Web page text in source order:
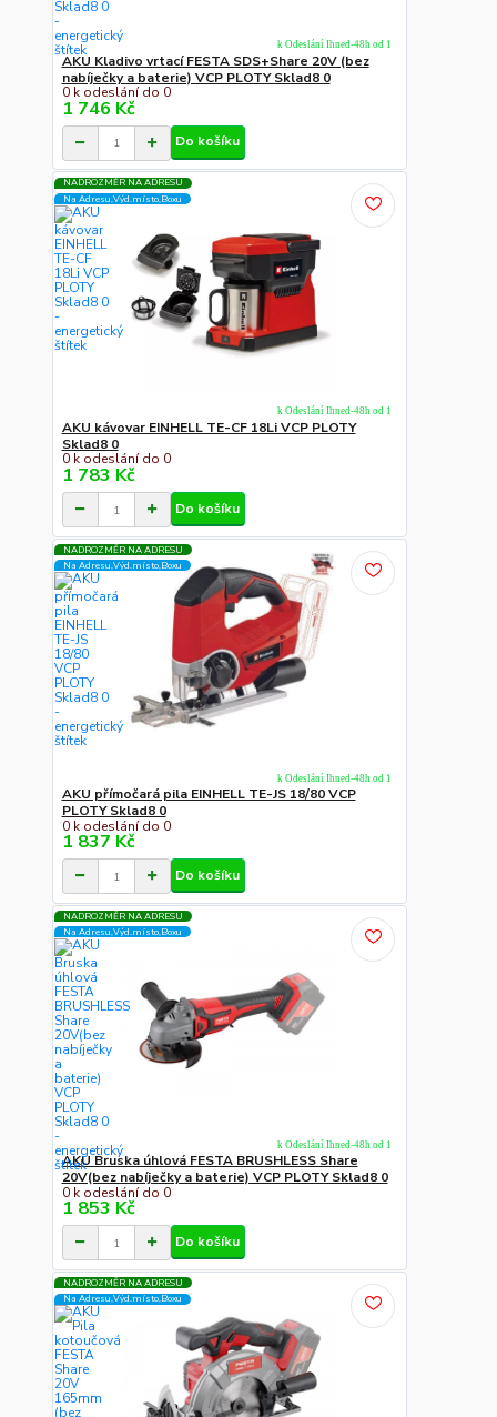
AKU Kladivo vrtací FESTA SDS+Share 20V (bez
nabíječky a baterie) VCP PLOTY Sklad8 0
0 k odeslání do 0
1 746 Kč
k Odeslání Ihned-48h od 1
Do košíku
NADROZMĚR NA ADRESU
Na Adresu,Výd.místo,Boxu
AKU kávovar EINHELL TE-CF 18Li VCP PLOTY
Sklad8 0
0 k odeslání do 0
1 783 Kč
k Odeslání Ihned-48h od 1
Do košíku
NADROZMĚR NA ADRESU
Na Adresu,Výd.místo,Boxu
AKU přímočará pila EINHELL TE-JS 18/80 VCP
PLOTY Sklad8 0
0 k odeslání do 0
1 837 Kč
k Odeslání Ihned-48h od 1
Do košíku
NADROZMĚR NA ADRESU
Na Adresu,Výd.místo,Boxu
AKU Bruska úhlová FESTA BRUSHLESS Share
20V(bez nabíječky a baterie) VCP PLOTY Sklad8 0
0 k odeslání do 0
1 853 Kč
k Odeslání Ihned-48h od 1
Do košíku
NADROZMĚR NA ADRESU
Na Adresu,Výd.místo,Boxu